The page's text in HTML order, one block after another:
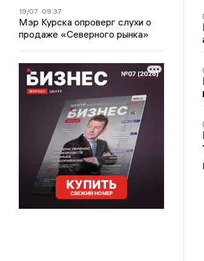
19/07 09:37
Мэр Курска опроверг слухи о
продаже «Северного рынка»